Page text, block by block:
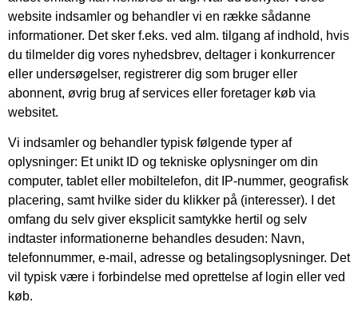
website indsamler og behandler vi en række sådanne
informationer. Det sker f.eks. ved alm. tilgang af indhold, hvis
du tilmelder dig vores nyhedsbrev, deltager i konkurrencer
eller undersøgelser, registrerer dig som bruger eller
abonnent, øvrig brug af services eller foretager køb via
websitet.
Vi indsamler og behandler typisk følgende typer af
oplysninger: Et unikt ID og tekniske oplysninger om din
computer, tablet eller mobiltelefon, dit IP-nummer, geografisk
placering, samt hvilke sider du klikker på (interesser). I det
omfang du selv giver eksplicit samtykke hertil og selv
indtaster informationerne behandles desuden: Navn,
telefonnummer, e-mail, adresse og betalingsoplysninger. Det
vil typisk være i forbindelse med oprettelse af login eller ved
køb.